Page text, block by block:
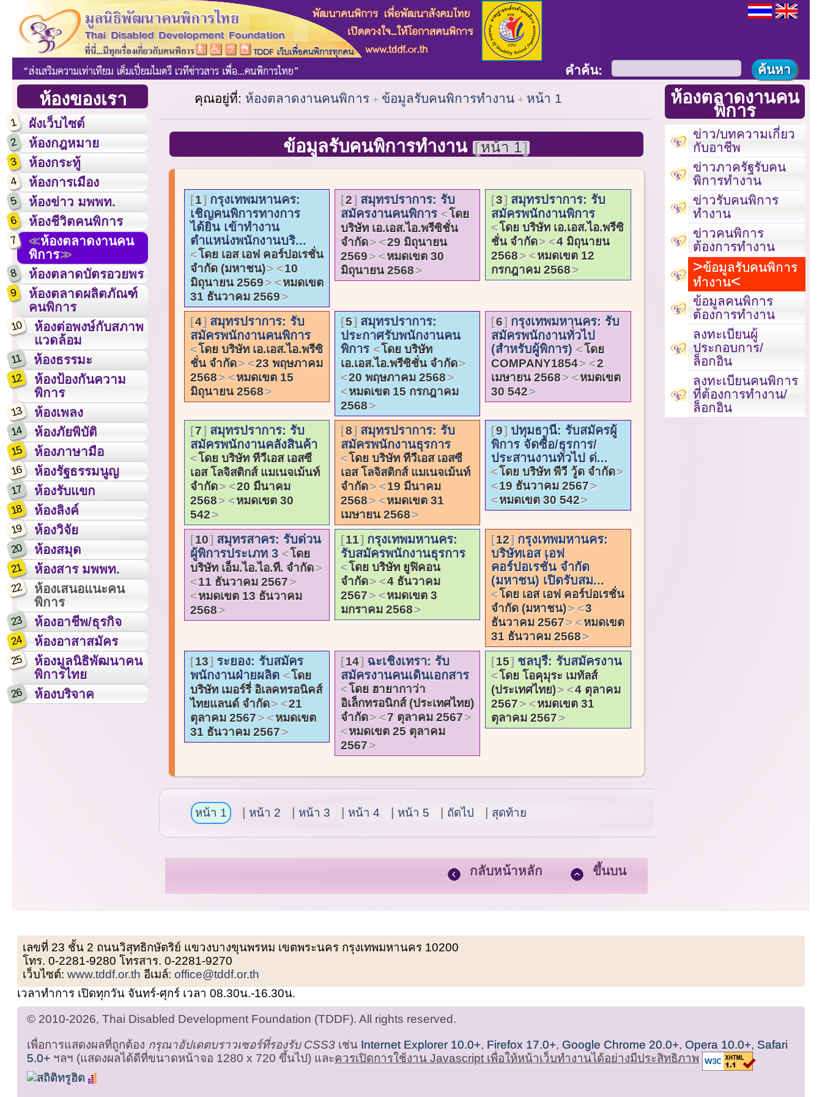
ห้องของเรา
1 ผังเว็บไซต์
2 ห้องกฎหมาย
3 ห้องกระทู้
4 ห้องการเมือง
5 ห้องข่าว มพพท.
6 ห้องชีวิตคนพิการ
7
ห้องตลาดงานคน
พิการ
8 ห้องตลาดบัตรอวยพร
9
ห้องตลาดผลิตภัณฑ์
คนพิการ
10
ห้องต่อพงษ์กับสภาพ
แวดล้อม
11 ห้องธรรมะ
12
ห้องป้องกันความ
พิการ
13 ห้องเพลง
14 ห้องภัยพิบัติ
15 ห้องภาษามือ
16 ห้องรัฐธรรมนูญ
17 ห้องรับแขก
18 ห้องลิงค์
19 ห้องวิจัย
20 ห้องสมุด
21 ห้องสาร มพพท.
22
ห้องเสนอแนะคน
พิการ
23 ห้องอาชีพ/ธุรกิจ
24 ห้องอาสาสมัคร
25
ห้องมูลนิธิพัฒนาคน
พิการไทย
26 ห้องบริจาค
คำค้น:
คุณอยู่ที่: ห้องตลาดงานคนพิการ ข้อมูลรับคนพิการทำงาน หน้า 1
ข้อมูลรับคนพิการทำงาน หน้า 1
1
กรุงเทพมหานคร:
เชิญคนพิการทางการ
ได้ยิน เข้าทำงาน
ตำแหน่งพนักงานบริ...
โดย เอส เอฟ คอร์ปอเรชั่น
จำกัด (มหาชน)
10
มิถุนายน 2569
หมดเขต
31 ธันวาคม 2569
2
สมุทรปราการ: รับ
สมัครงานคนพิการ
โดย
บริษัท เอ.เอส.ไอ.พรีซิชั่น
จำกัด
29 มิถุนายน
2569
หมดเขต 30
มิถุนายน 2568
3
สมุทรปราการ: รับ
สมัครพนักงานพิการ
โดย บริษัท เอ.เอส.ไอ.พรีซิ
ชั่น จำกัด
4 มิถุนายน
2568
หมดเขต 12
กรกฎาคม 2568
4
สมุทรปราการ: รับ
สมัครพนักงานคนพิการ
โดย บริษัท เอ.เอส.ไอ.พรีซิ
ชั่น จำกัด
23 พฤษภาคม
2568
หมดเขต 15
มิถุนายน 2568
5
สมุทรปราการ:
ประกาศรับพนักงานคน
พิการ
โดย บริษัท
เอ.เอส.ไอ.พรีซิชั่น จำกัด
20 พฤษภาคม 2568
หมดเขต 15 กรกฎาคม
2568
6
กรุงเทพมหานคร: รับ
สมัครพนักงานทั่วไป
(สำหรับผู้พิการ)
โดย
COMPANY1854
2
เมษายน 2568
หมดเขต
30 542
7
สมุทรปราการ: รับ
สมัครพนักงานคลังสินค้า
โดย บริษัท ทีวีเอส เอสซี
เอส โลจิสติกส์ แมเนจเม้นท์
จำกัด
20 มีนาคม
2568
หมดเขต 30
542
8
สมุทรปราการ: รับ
สมัครพนักงานธุรการ
โดย บริษัท ทีวีเอส เอสซี
เอส โลจิสติกส์ แมเนจเม้นท์
จำกัด
19 มีนาคม
2568
หมดเขต 31
เมษายน 2568
9
ปทุมธานี: รับสมัครผู้
พิการ จัดซื้อ/ธุรการ/
ประสานงานทั่วไป ด่...
โดย บริษัท พีวี วู้ด จำกัด
19 ธันวาคม 2567
หมดเขต 30 542
10
สมุทรสาคร: รับด่วน
ผู้พิการประเภท 3
โดย
บริษัท เอ็ม.ไอ.ไอ.ที. จำกัด
11 ธันวาคม 2567
หมดเขต 13 ธันวาคม
2568
11
กรุงเทพมหานคร:
รับสมัครพนักงานธุรการ
โดย บริษัท ยูฟิคอน
จำกัด
4 ธันวาคม
2567
หมดเขต 3
มกราคม 2568
12
กรุงเทพมหานคร:
บริษัทเอส เอฟ
คอร์ปอเรชั่น จำกัด
(มหาชน) เปิดรับสม...
โดย เอส เอฟ คอร์ปอเรชั่น
จำกัด (มหาชน)
3
ธันวาคม 2567
หมดเขต
31 ธันวาคม 2568
13
ระยอง: รับสมัคร
พนักงานฝ่ายผลิต
โดย
บริษัท เมอร์รี่ อิเลคทรอนิคส์
ไทยแลนด์ จำกัด
21
ตุลาคม 2567
หมดเขต
31 ธันวาคม 2567
14
ฉะเชิงเทรา: รับ
สมัครงานคนเดินเอกสาร
โดย ฮายากาว่า
อิเล็กทรอนิกส์ (ประเทศไทย)
จำกัด
7 ตุลาคม 2567
หมดเขต 25 ตุลาคม
2567
15 ชลบุรี: รับสมัครงาน
โดย โอคุมุระ เมทัลส์
(ประเทศไทย)
4 ตุลาคม
2567
หมดเขต 31
ตุลาคม 2567
หน้า 1 หน้า 2 หน้า 3 หน้า 4 หน้า 5 ถัดไป สุดท้าย
กลับหน้าหลัก ขึ้นบน
ห้องตลาดงานคน
พิการ
ข่าว/บทความเกี่ยว
กับอาชีพ
ข่าวภาครัฐรับคน
พิการทำงาน
ข่าวรับคนพิการ
ทำงาน
ข่าวคนพิการ
ต้องการทำงาน
ข้อมูลรับคนพิการ
ทำงาน
ข้อมูลคนพิการ
ต้องการทำงาน
ลงทะเบียนผู้
ประกอบการ/
ล็อกอิน
ลงทะเบียนคนพิการ
ที่ต้องการทำงาน/
ล็อกอิน
เลขที่ 23 ชั้น 2 ถนนวิสุทธิกษัตริย์ แขวงบางขุนพรหม เขตพระนคร กรุงเทพมหานคร 10200
โทร. 0-2281-9280 โทรสาร. 0-2281-9270
เว็บไซต์:www.tddf.or.th อีเมล์:office@tddf.or.th
เวลาทำการ เปิดทุกวัน จันทร์-ศุกร์ เวลา 08.30น.-16.30น.
© 2010-2026, Thai Disabled Development Foundation (TDDF). All rights reserved.
เพื่อการแสดงผลที่ถูกต้อง กรุณาอัปเดตบราวเซอร์ที่รองรับ CSS3 เช่น Internet Explorer 10.0+, Firefox 17.0+, Google Chrome 20.0+, Opera 10.0+, Safari
5.0+ ฯลฯ (แสดงผลได้ดีที่ขนาดหน้าจอ 1280 x 720 ขึ้นไป) และควรเปิดการใช้งาน Javascript เพื่อให้หน้าเว็บทำงานได้อย่างมีประสิทธิภาพ